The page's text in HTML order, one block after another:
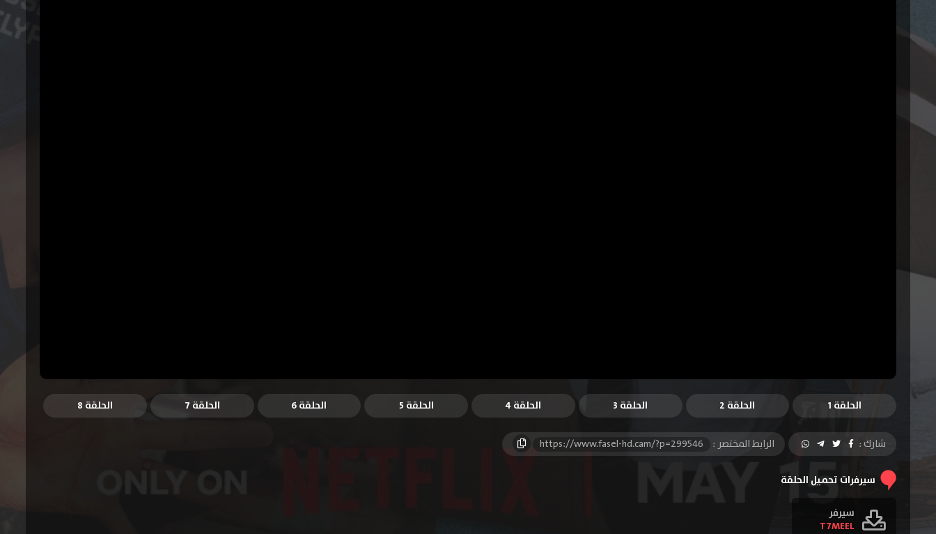
الحلقة 1 الحلقة 2 الحلقة 3 الحلقة 4 الحلقة 5 الحلقة 6 الحلقة 7 الحلقة 8
شارك : الرابط المختصر : https://www.fasel-hd.cam/?p=299546
سيرفرات تحميل الحلقة
سيرفر
T7MEEL